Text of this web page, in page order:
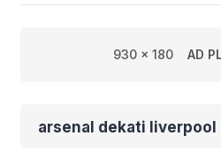
930 x 180 AD
arsenal dekati liverpool